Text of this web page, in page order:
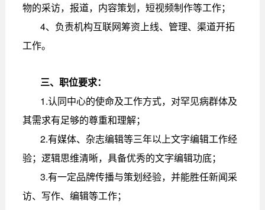
物的采访，报道，内容策划，短视频制作等工作；
4、负责机构互联网筹资上线、管理、渠道开拓
工作。
三、职位要求：
1.认同中心的使命及工作方式，对罕见病群体及
其需求有足够的尊重和理解；
2.有媒体、杂志编辑等三年以上文字编辑工作经
验；逻辑思维清晰，具备优秀的文字编辑功底；
3.有一定品牌传播与策划经验，并能胜任新闻采
访、写作、编辑等工作；